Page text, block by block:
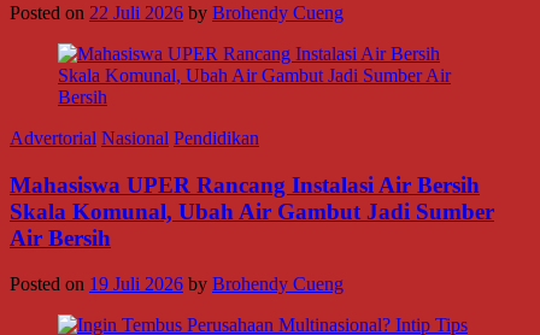
Posted on 22 Juli 2026 by Brohendy Cueng
Advertorial Nasional Pendidikan
Mahasiswa UPER Rancang Instalasi Air Bersih
Skala Komunal, Ubah Air Gambut Jadi Sumber
Air Bersih
Posted on 19 Juli 2026 by Brohendy Cueng